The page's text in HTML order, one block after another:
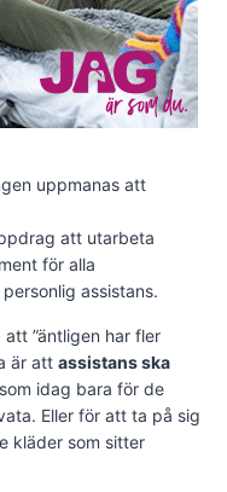
uppmanas att
att utarbeta
för alla
assistans.
att ”äntligen har fler
är att assistans ska
idag bara för de
Eller för att ta på sig
kläder som sitter